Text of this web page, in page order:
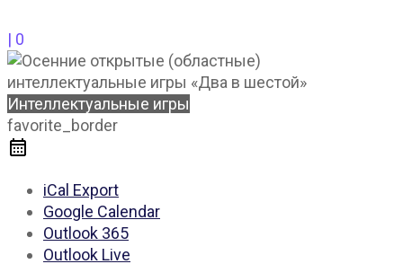
| 0
Интеллектуальные игры
favorite_border
iCal Export
Google Calendar
Outlook 365
Outlook Live